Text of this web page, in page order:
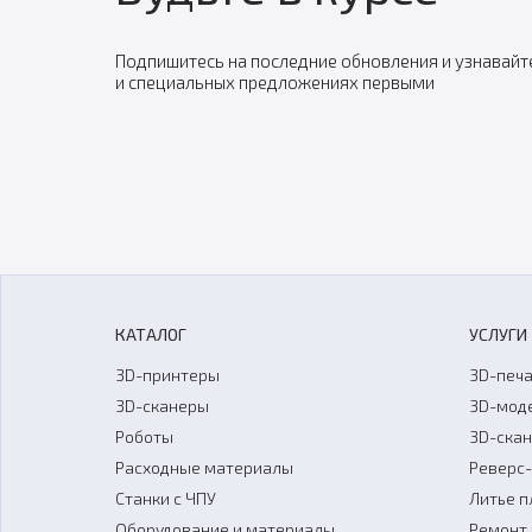
Подпишитесь на последние обновления и
и специальных предложениях первыми
КАТАЛОГ
3D-принтеры
3D-сканеры
Роботы
Расходные материалы
Станки с ЧПУ
УСЛУГИ
3D-
3D-
3D-
Литье